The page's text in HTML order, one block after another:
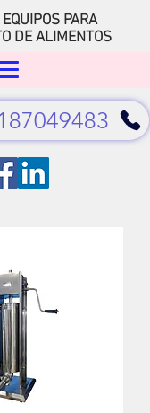
PARA
DE ALIMENTOS